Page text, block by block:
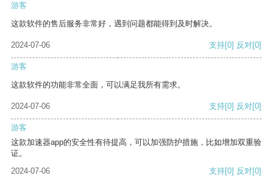
游客
这款软件的售后服务非常好，遇到问题都能得到及时解决。
2024-07-06 支持[0] 反对[0]
游客
这款软件的功能非常全面，可以满足我所有需求。
2024-07-06 支持[0] 反对[0]
游客
这款加速器app的安全性有待提高，可以加强防护措施，比如增加双重验
证。
2024-07-06
支持[0] 反对[0]